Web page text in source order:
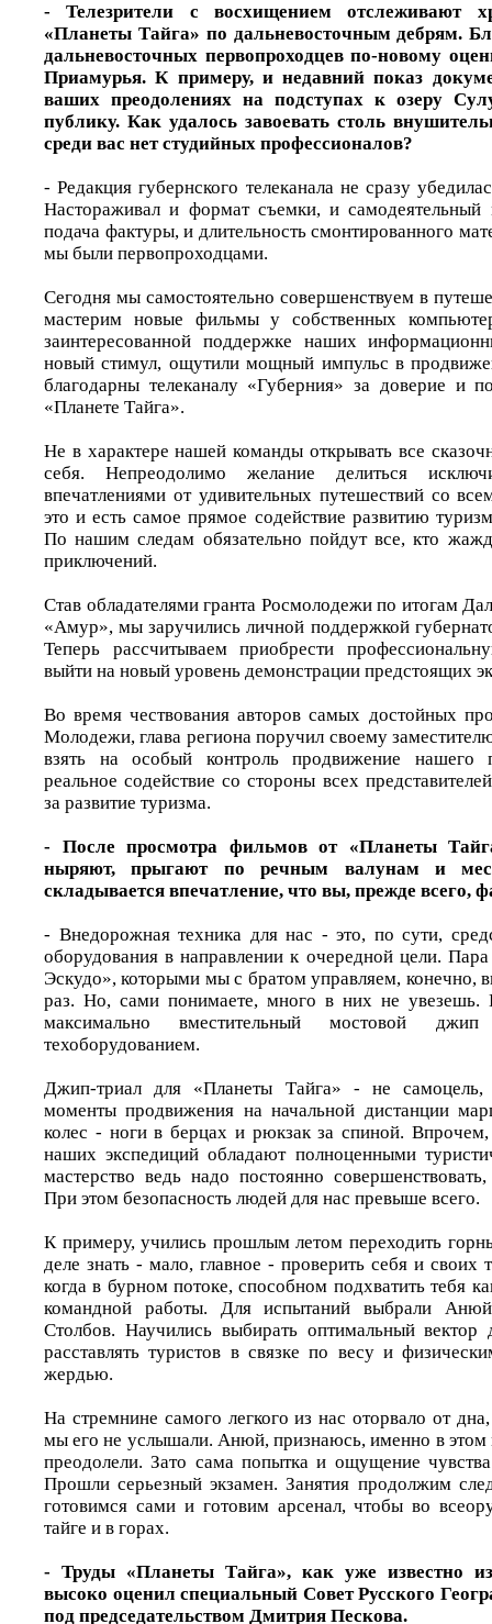
- Телезрители с восхищением отслеживают
«Планеты Тайга» по дальневосточным дебрям.
дальневосточных первопроходцев по-новому
Приамурья. К примеру, и недавний показ
ваших преодолениях на подступах к озеру
публику. Как удалось завоевать столь
среди вас нет студийных профессионалов?
- Редакция губернского телеканала не сразу
Настораживал и формат съемки, и
подача фактуры, и длительность смонтированного
мы были первопроходцами.
Сегодня мы самостоятельно совершенствуем в
мастерим новые фильмы у собственных
заинтересованной поддержке наших
новый стимул, ощутили мощный импульс в
благодарны телеканалу «Губерния» за доверие и
«Планете Тайга».
Не в характере нашей команды открывать все
себя. Непреодолимо желание делиться
впечатлениями от удивительных путешествий со
это и есть самое прямое содействие развитию
По нашим следам обязательно пойдут все, кто
приключений.
Став обладателями гранта Росмолодежи по итогам
«Амур», мы заручились личной поддержкой
Теперь рассчитываем приобрести
выйти на новый уровень демонстрации предстоящих
Во время чествования авторов самых достойных
Молодежи, глава региона поручил своему
взять на особый контроль продвижение нашего
реальное содействие со стороны всех
за развитие туризма.
- После просмотра фильмов от «Планеты
ныряют, прыгают по речным валунам и
складывается впечатление, что вы, прежде всего,
- Внедорожная техника для нас - это, по сути,
оборудования в направлении к очередной цели.
Эскудо», которыми мы с братом управляем, конечно,
раз. Но, сами понимаете, много в них не
максимально вместительный мостовой
техоборудованием.
Джип-триал для «Планеты Тайга» - не
моменты продвижения на начальной дистанции
колес - ноги в берцах и рюкзак за спиной.
наших экспедиций обладают полноценными
мастерство ведь надо постоянно совершенствовать,
При этом безопасность людей для нас превыше всего.
К примеру, учились прошлым летом переходить
деле знать - мало, главное - проверить себя и своих
когда в бурном потоке, способном подхватить тебя
командной работы. Для испытаний выбрали
Столбов. Научились выбирать оптимальный вектор
расставлять туристов в связке по весу и
жердью.
На стремнине самого легкого из нас оторвало от
мы его не услышали. Анюй, признаюсь, именно в этом
преодолели. Зато сама попытка и ощущение чувства
Прошли серьезный экзамен. Занятия продолжим
готовимся сами и готовим арсенал, чтобы во
тайге и в горах.
- Труды «Планеты Тайга», как уже известно
высоко оценил специальный Совет Русского
под председательством Дмитрия Пескова.